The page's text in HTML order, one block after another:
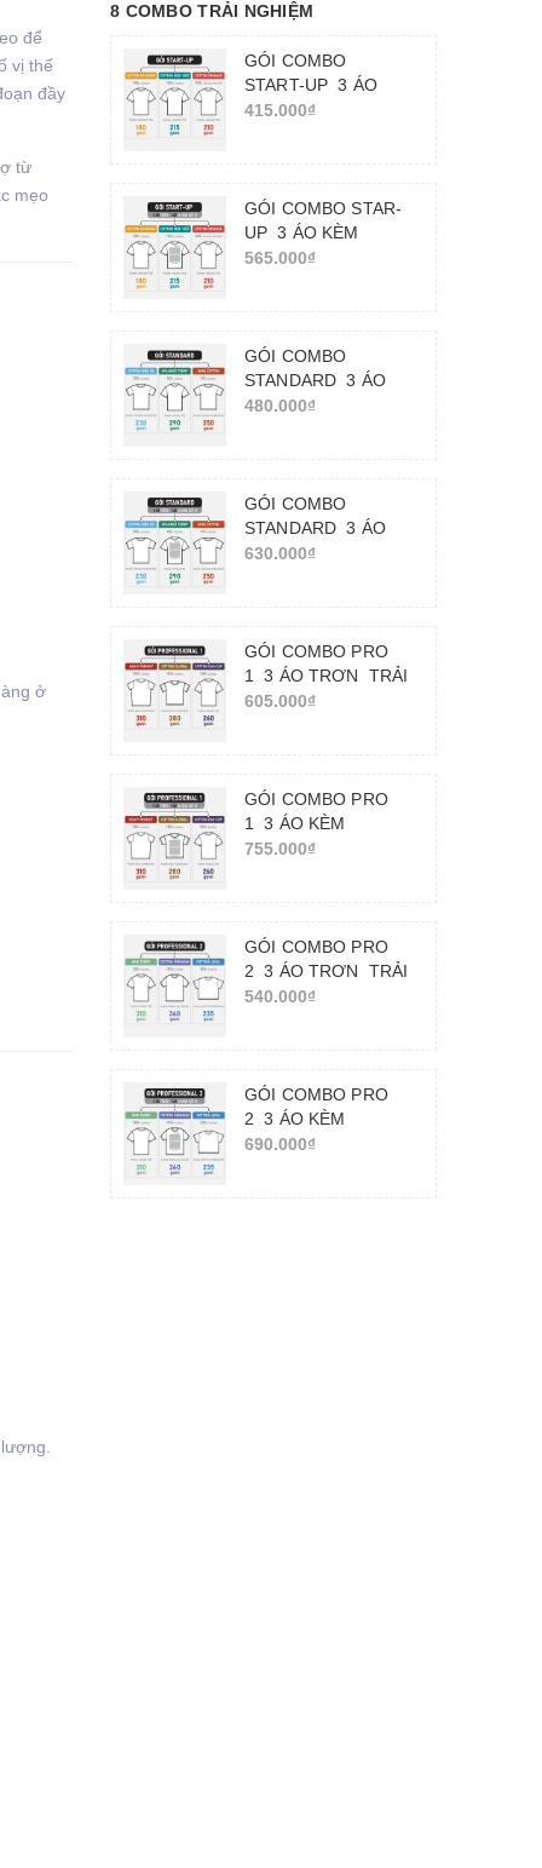
để
vị thế
đầy
từ
mẹo
ở
8 COMBO TRẢI NGHIỆM
GÓI COMBO
START-UP_3 ÁO
TRƠN_TRẢI
415.000₫
GÓI COMBO STAR-
UP_3 ÁO KÈM
IN_TRẢI NGHIỆM
565.000₫
GÓI COMBO
STANDARD_3 ÁO
TRƠN_TRẢI
480.000₫
GÓI COMBO
STANDARD_3 ÁO
KÈM IN_TRẢI
630.000₫
GÓI COMBO PRO
1_3 ÁO TRƠN_TRẢI
NGHIỆM CHẤT VẢI
605.000₫
GÓI COMBO PRO
1_3 ÁO KÈM
IN_TRẢI NGHIỆM
755.000₫
GÓI COMBO PRO
2_3 ÁO TRƠN_TRẢI
NGHIỆM CHẤT VẢI
540.000₫
GÓI COMBO PRO
2_3 ÁO KÈM
IN_TRẢI NGHIỆM
690.000₫